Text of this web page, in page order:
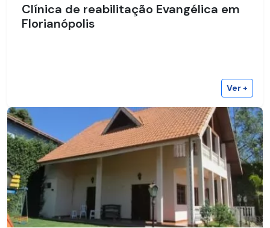
Clínica de reabilitação Evangélica em
Florianópolis
Ver +